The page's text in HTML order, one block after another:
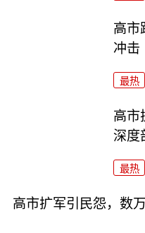
高市
冲击
最热
高市
深度
最热
高市扩军引民怨，数